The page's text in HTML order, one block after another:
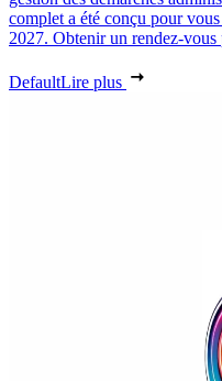
complet a été conçu pour
2027. Obtenir un rendez-
DefaultLire plus